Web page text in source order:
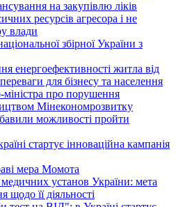
на закупівлю ліків
ресурсів агресора і не
влади
збірної України з
енергоефективності житла від
для бізнесу та населення
про порушення
Мінекономрозвитку
можливості пройти
стартує інноваційна кампанія
мера Момота
установ України: мета
щодо її діяльності